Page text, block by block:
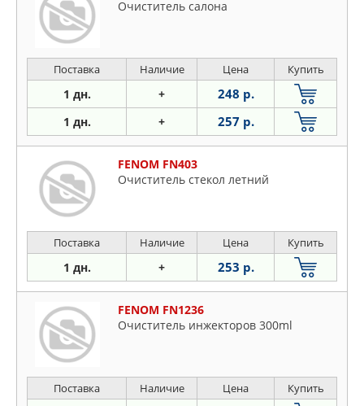
Очиститель салона
Поставка Наличие Цена Купить
1 дн. + 248 р.
1 дн. + 257 р.
FENOM FN403
Очиститель стекол летний
Поставка Наличие Цена Купить
1 дн. + 253 р.
FENOM FN1236
Очиститель инжекторов 300ml
Поставка Наличие Цена Купить